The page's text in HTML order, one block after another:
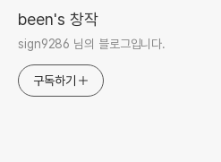
been's 창작
sign9286 님의 블로그입니다.
구독하기